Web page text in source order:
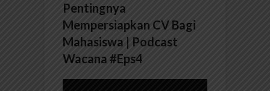
Pentingnya
Mempersiapkan CV Bagi
Mahasiswa | Podcast
Wacana #Eps4